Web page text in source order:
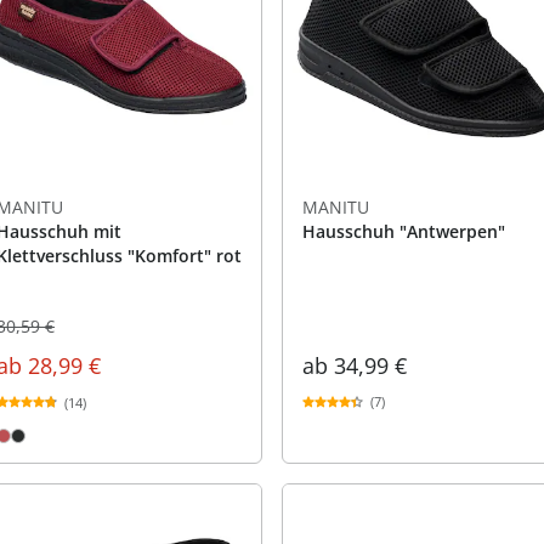
auf einer
jetzt
Uringeruch
Jetzt
die
Jetzt
Jetzt
Jetzt
Jetzt
praktische
Haushalt
Jetzt
mit
"Komfort" rot
€
28,99 €
(14)
MANITU
Hausschuh "Antwerpen"
ab 34,99 €
(7)